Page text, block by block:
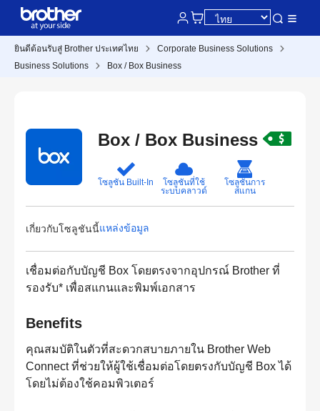
ยินดีต้อนรับสู่ Brother ประเทศไทย
Corporate Business Solutions
Business Solutions
Box / Box Business
Box / Box Business
โซลูชัน Built-In
โซลูชันที่ใช้
ระบบคลาวด์
โซลูชันการ
สแกน
เกี่ยวกับโซลูชันนี้แหล่งข้อมูล
เชื่อมต่อกับบัญชี Box โดยตรงจากอุปกรณ์ Brother ที่
รองรับ* เพื่อสแกนและพิมพ์เอกสาร
Benefits
คุณสมบัติในตัวที่สะดวกสบายภายใน Brother Web
Connect ที่ช่วยให้ผู้ใช้เชื่อมต่อโดยตรงกับบัญชี Box ได้
โดยไม่ต้องใช้คอมพิวเตอร์